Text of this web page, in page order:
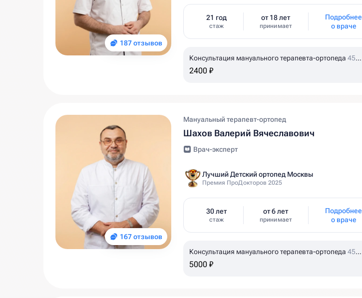
187 отзывов
21 год
стаж
от 18 лет
принимает
Подробнее
о враче
Консультация мануального терапевта-ортопеда 45
мин
2400 ₽
167 отзывов
Мануальный терапевт-ортопед
Шахов Валерий Вячеславович
Врач-эксперт
Лучший Детский ортопед Москвы
Премия ПроДокторов 2025
30 лет
стаж
от 6 лет
принимает
Подробнее
о враче
Консультация мануального терапевта-ортопеда 45
мин
5000 ₽